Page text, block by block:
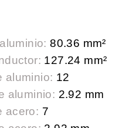
80.36 mm²
127.24 mm²
aluminio: 12
aluminio: 2.92 mm
acero: 7